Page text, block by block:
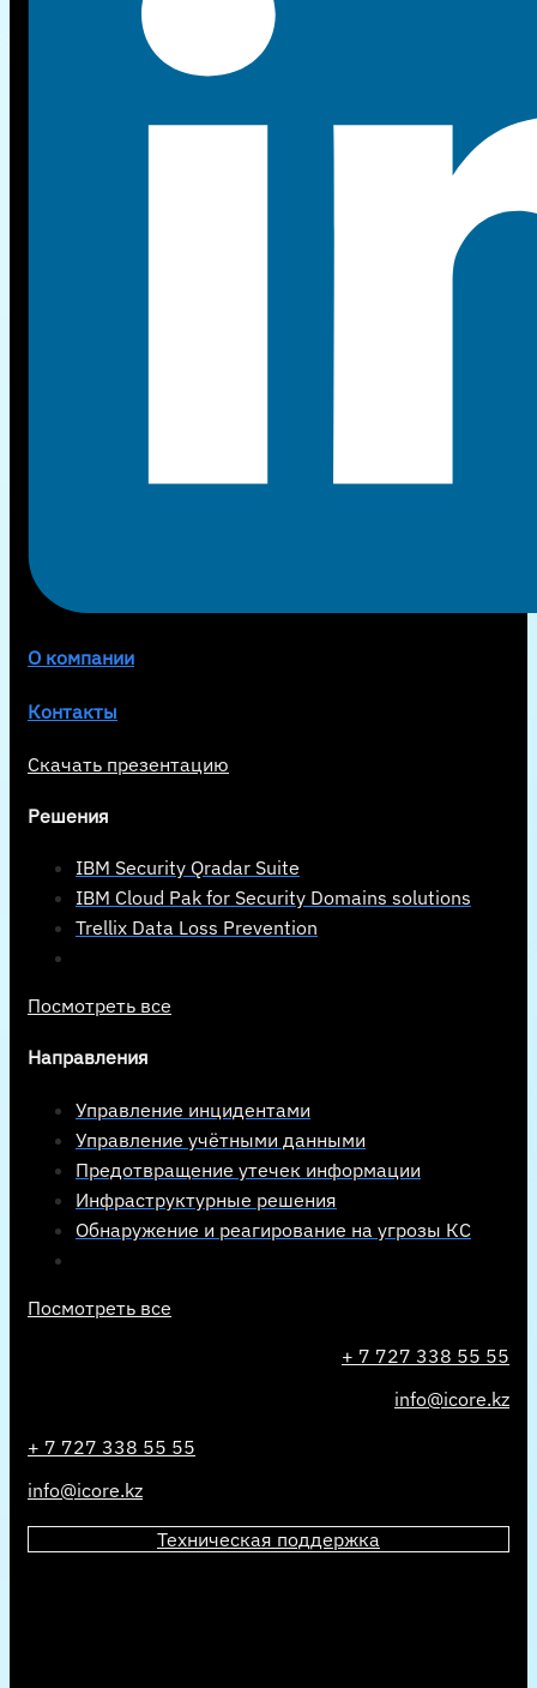
О компании
Контакты
Скачать презентацию
Решения
IBM Security Qradar Suite
IBM Cloud Pak for Security Domains solutions
Trellix Data Loss Prevention
Посмотреть все
Направления
Управление инцидентами
Управление учётными данными
Предотвращение утечек информации
Инфраструктурные решения
Обнаружение и реагирование на угрозы КС
Посмотреть все
+ 7 727 338 55 55
info@icore.kz
+ 7 727 338 55 55
info@icore.kz
Техническая поддержка